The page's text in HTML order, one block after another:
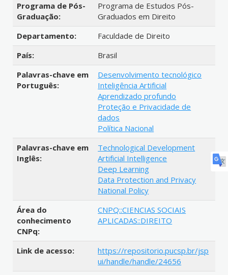
Programa de Pós-
Graduação:
Programa de Estudos Pós-
Graduados em Direito
Departamento:
Faculdade de Direito
País:
Brasil
Palavras-chave em
Português:
Desenvolvimento tecnológico
Inteligência Artificial
Aprendizado profundo
Proteção e Privacidade de
dados
Política Nacional
Palavras-chave em
Inglês:
Technological Development
Artificial Intelligence
Deep Learning
Data Protection and Privacy
National Policy
Área do
conhecimento
CNPq:
CNPQ::CIENCIAS SOCIAIS
APLICADAS::DIREITO
Link de acesso:
https://repositorio.pucsp.br/jsp
ui/handle/handle/24656